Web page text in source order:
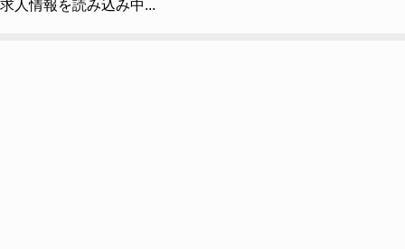
求人情報を読み込み中...